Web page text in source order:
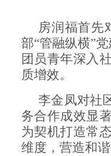
房润福首先
部“管融纵横”
团员青年深入
质增效。
李金凤对社
务合作成效显
为契机打造常
维度，营造和